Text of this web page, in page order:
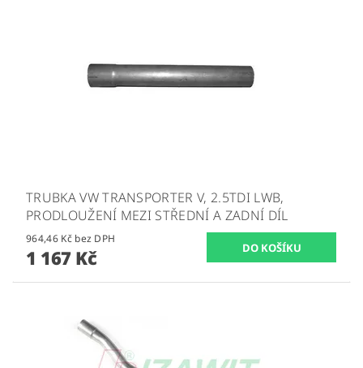
TRUBKA VW TRANSPORTER V, 2.5TDI LWB,
PRODLOUŽENÍ MEZI STŘEDNÍ A ZADNÍ DÍL
964,46 Kč bez DPH
1 167 Kč